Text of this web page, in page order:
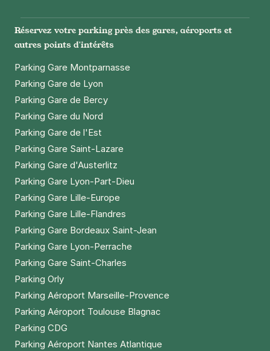
Réservez votre parking près des gares, aéroports et
autres points d'intérêts
Parking Gare Montparnasse
Parking Gare de Lyon
Parking Gare de Bercy
Parking Gare du Nord
Parking Gare de l'Est
Parking Gare Saint-Lazare
Parking Gare d'Austerlitz
Parking Gare Lyon-Part-Dieu
Parking Gare Lille-Europe
Parking Gare Lille-Flandres
Parking Gare Bordeaux Saint-Jean
Parking Gare Lyon-Perrache
Parking Gare Saint-Charles
Parking Orly
Parking Aéroport Marseille-Provence
Parking Aéroport Toulouse Blagnac
Parking CDG
Parking Aéroport Nantes Atlantique